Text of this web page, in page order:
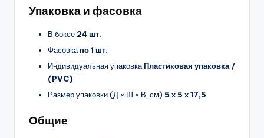
Упаковка и фасовка
В боксе 24 шт.
Фасовкапо 1 шт.
Индивидуальная упаковкаПластиковая упаковка /
(PVC)
Размер упаковки (Д × Ш × В, см) 5 х 5 х 17,5
Общие